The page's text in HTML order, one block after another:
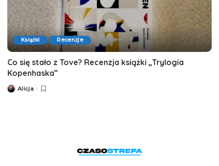
Książki Recenzje
Co się stało z Tove? Recenzja książki „Trylogia
Kopenhaska”
Posted
Alicja